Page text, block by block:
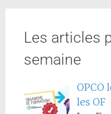
Les articles
semaine
OPCO
les OF